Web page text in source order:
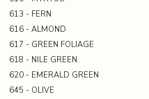
613 - FERN
616 - ALMOND
617 - GREEN FOLIAGE
618 - NILE GREEN
620 - EMERALD GREEN
645 - OLIVE